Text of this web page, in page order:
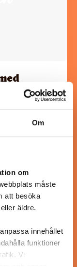
Om
om
måste
att besöka
äldre.
innehållet
funktioner
Vi